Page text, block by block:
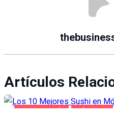
Artículos
GASTRONOMÍA MÓSTOLES